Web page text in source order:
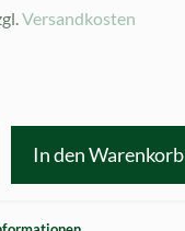
Versandkosten
In den Warenkorb